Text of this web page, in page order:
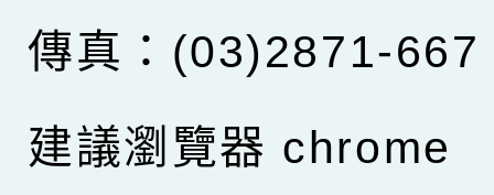
傳真：(03)2871-667
建議瀏覽器 chrome